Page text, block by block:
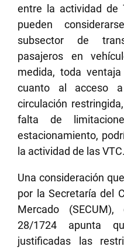
entre la actividad de
pueden
subsector de
pasajeros en
medida, toda
cuanto al acceso
circulación
falta de
estacionamiento,
la actividad de las
Una consideración
por la Secretaría del
Mercado
28/1724 apunta
justificadas las